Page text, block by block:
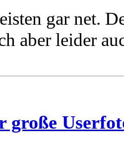
gar net.
aber leider
große